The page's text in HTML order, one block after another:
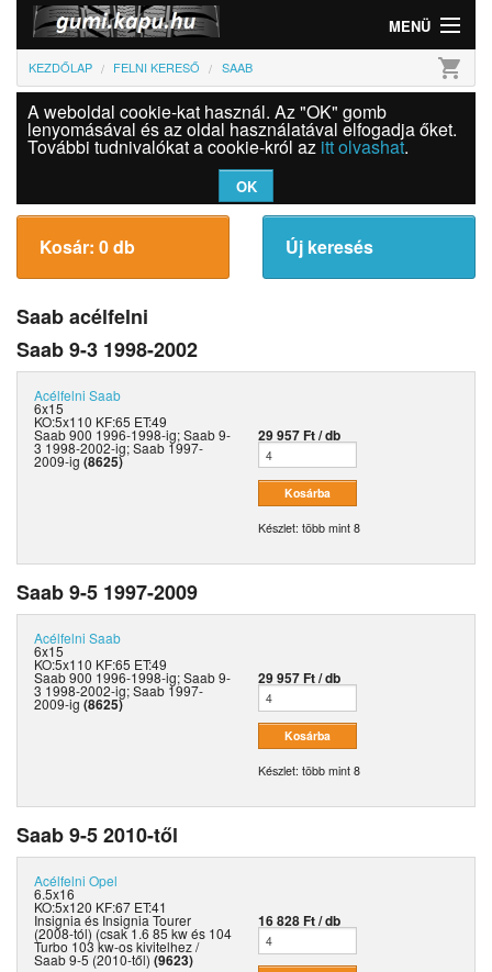
MENÜ
Gumi
Felni
Bejelentkezés
KEZDŐLAP FELNI KERESŐ SAAB shopping_cart
A weboldal cookie-kat használ. Az "OK" gomb
lenyomásával és az oldal használatával elfogadja őket.
További tudnivalókat a cookie-król az itt olvashat.
OK
Kosár: 0 db Új keresés
Saab acélfelni
Saab 9-3 1998-2002
Acélfelni Saab
6x15
KO:5x110 KF:65 ET:49
Saab 900 1996-1998-ig; Saab 9-
3 1998-2002-ig; Saab 1997-
2009-ig (8625)
29 957 Ft / db
Készlet: több mint 8
Saab 9-5 1997-2009
Acélfelni Saab
6x15
KO:5x110 KF:65 ET:49
Saab 900 1996-1998-ig; Saab 9-
3 1998-2002-ig; Saab 1997-
2009-ig (8625)
29 957 Ft / db
Készlet: több mint 8
Saab 9-5 2010-től
Acélfelni Opel
6.5x16
KO:5x120 KF:67 ET:41
Insignia és Insignia Tourer
(2008-tól) (csak 1.6 85 kw és 104
Turbo 103 kw-os kivitelhez /
Saab 9-5 (2010-től) (9623)
16 828 Ft / db